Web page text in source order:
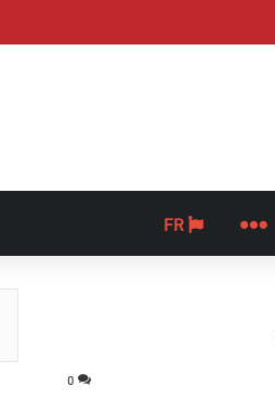
المزيد
0